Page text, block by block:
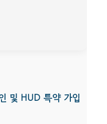
및 HUD 특약 가입